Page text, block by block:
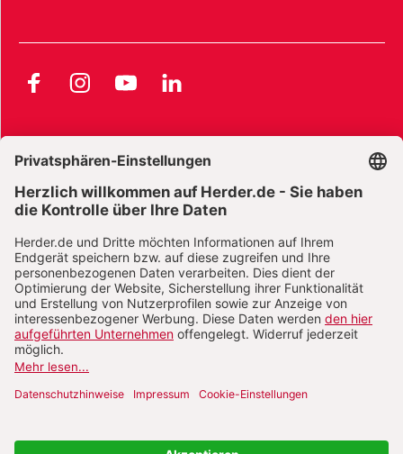
FacebookInstagramYouTubeLinkedIn
Widerrufsbelehrung E-Books
Widerrufsbelehrung Zeitschriften Datenschutz
Datenschutz Social Media Barrierefreiheit
Vertrag widerrufen